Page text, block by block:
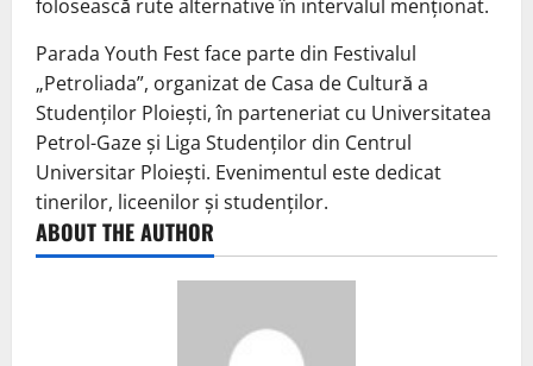
folosească rute alternative în intervalul menționat.
Parada Youth Fest face parte din Festivalul
„Petroliada”, organizat de Casa de Cultură a
Studenților Ploiești, în parteneriat cu Universitatea
Petrol-Gaze și Liga Studenților din Centrul
Universitar Ploiești. Evenimentul este dedicat
tinerilor, liceenilor și studenților.
ABOUT THE AUTHOR